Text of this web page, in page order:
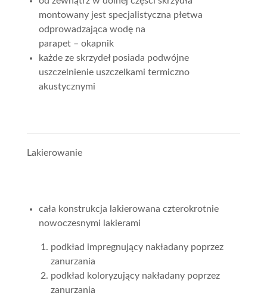
montowany jest specjalistyczna płetwa
odprowadzająca wodę na
parapet – okapnik
każde ze skrzydeł posiada podwójne
uszczelnienie uszczelkami termiczno
akustycznymi
Lakierowanie
cała konstrukcja lakierowana czterokrotnie
nowoczesnymi lakierami
podkład impregnujący nakładany poprzez
zanurzania
podkład koloryzujący nakładany poprzez
zanurzania